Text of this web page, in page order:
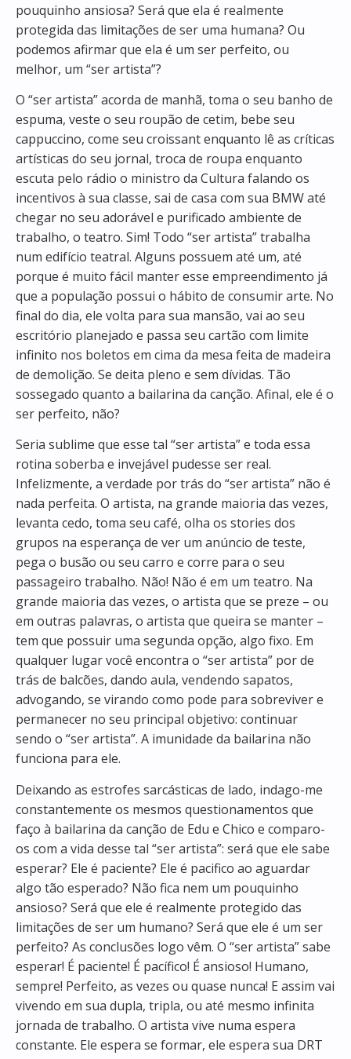
pouquinho ansiosa? Será que ela é realmente
protegida das limitações de ser uma humana? Ou
podemos afirmar que ela é um ser perfeito, ou
melhor, um “ser artista”?
O “ser artista” acorda de manhã, toma o seu banho de
espuma, veste o seu roupão de cetim, bebe seu
cappuccino, come seu croissant enquanto lê as críticas
artísticas do seu jornal, troca de roupa enquanto
escuta pelo rádio o ministro da Cultura falando os
incentivos à sua classe, sai de casa com sua BMW até
chegar no seu adorável e purificado ambiente de
trabalho, o teatro. Sim! Todo “ser artista” trabalha
num edifício teatral. Alguns possuem até um, até
porque é muito fácil manter esse empreendimento já
que a população possui o hábito de consumir arte. No
final do dia, ele volta para sua mansão, vai ao seu
escritório planejado e passa seu cartão com limite
infinito nos boletos em cima da mesa feita de madeira
de demolição. Se deita pleno e sem dívidas. Tão
sossegado quanto a bailarina da canção. Afinal, ele é o
ser perfeito, não?
Seria sublime que esse tal “ser artista” e toda essa
rotina soberba e invejável pudesse ser real.
Infelizmente, a verdade por trás do “ser artista” não é
nada perfeita. O artista, na grande maioria das vezes,
levanta cedo, toma seu café, olha os stories dos
grupos na esperança de ver um anúncio de teste,
pega o busão ou seu carro e corre para o seu
passageiro trabalho. Não! Não é em um teatro. Na
grande maioria das vezes, o artista que se preze – ou
em outras palavras, o artista que queira se manter –
tem que possuir uma segunda opção, algo fixo. Em
qualquer lugar você encontra o “ser artista” porde
trás de balcões, dando aula, vendendo sapatos,
advogando, se virando como pode para sobreviver e
permanecer no seu principal objetivo: continuar
sendo o “ser artista”. A imunidade da bailarina não
funciona para ele.
Deixando as estrofes sarcásticas de lado, indago-me
constantemente os mesmos questionamentos que
faço à bailarina da canção de Edu e Chico e comparo-
os com a vida desse tal “ser artista”: será que ele sabe
esperar? Ele é paciente? Ele é pacifico ao aguardar
algo tão esperado? Não fica nem um pouquinho
ansioso? Será que ele é realmente protegido das
limitações de ser um humano? Será que ele é um ser
perfeito? As conclusões logo vêm. O “ser artista” sabe
esperar! É paciente! É pacífico! É ansioso! Humano,
sempre! Perfeito, as vezes ou quase nunca! E assim vai
vivendo em sua dupla, tripla, ou até mesmo infinita
jornada de trabalho. O artista vive numa espera
constante. Ele espera se formar, ele espera sua DRT